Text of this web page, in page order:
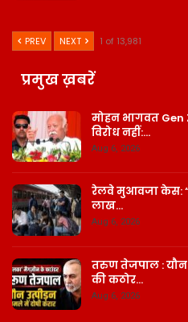
PREV NEXT 1 of 13,981
प्रमुख ख़बरें
मोहन भागवत Gen
विरोध नहीं:…
Aug 6, 2026
रेलवे मुआवजा केस:
लाख…
Aug 6, 2026
तरुण तेजपाल : यौन
की कठोर…
Aug 6, 2026